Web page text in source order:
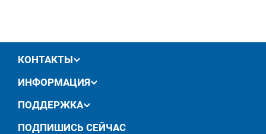
КОНТАКТЫ
ИНФОРМАЦИЯ
ПОДДЕРЖКА
ПОДПИШИСЬ СЕЙЧАС